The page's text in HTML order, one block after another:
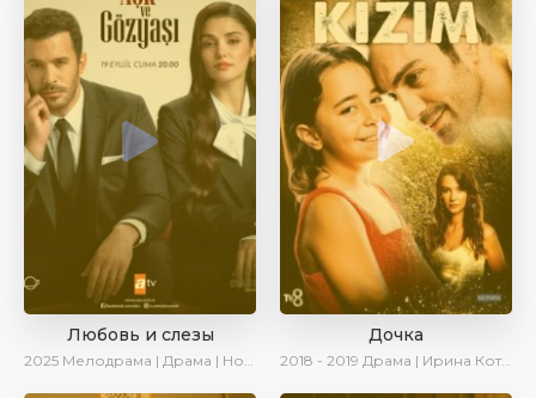
Любовь и слезы
2025 Мелодрама | Драма | Новинки | Сериалы 2025
Дочка
2018 - 2019 Драма | Ирина Котова